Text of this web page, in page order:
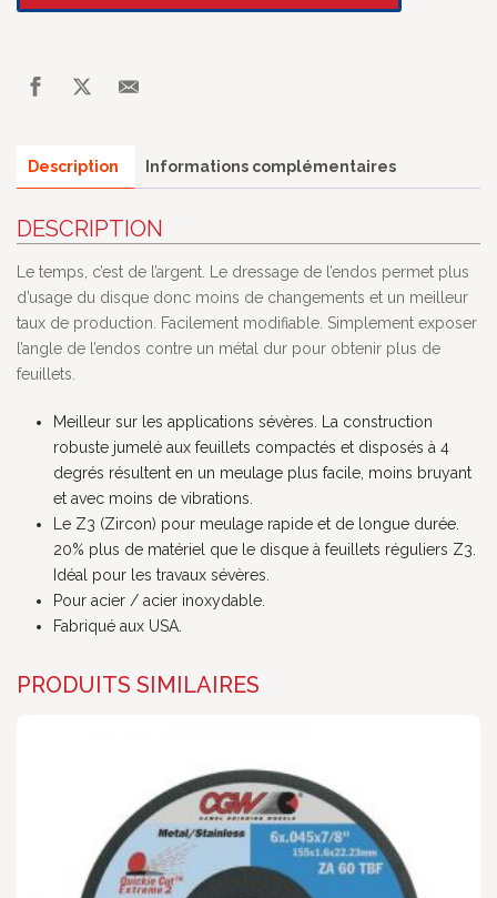
Description Informations complémentaires
DESCRIPTION
Le temps, c’est de l’argent. Le dressage de l’endos permet plus
d’usage du disque donc moins de changements et un meilleur
taux de production. Facilement modifiable. Simplement exposer
l’angle de l’endos contre un métal dur pour obtenir plus de
feuillets.
Meilleur sur les applications sévères. La construction
robuste jumelé aux feuillets compactés et disposés à 4
degrés résultent en un meulage plus facile, moins bruyant
et avec moins de vibrations.
Le Z3 (Zircon) pour meulage rapide et de longue durée.
20% plus de matériel que le disque à feuillets réguliers Z3.
Idéal pour les travaux sévères.
Pour acier / acier inoxydable.
Fabriqué aux USA.
PRODUITS SIMILAIRES